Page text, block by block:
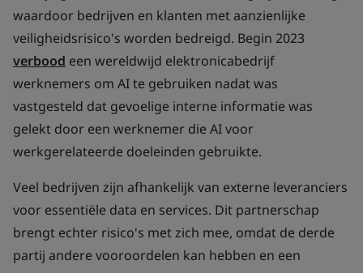
waardoor bedrijven en klanten met aanzienlijke
veiligheidsrisico's worden bedreigd. Begin 2023
verbood een wereldwijd elektronicabedrijf
werknemers om AI te gebruiken nadat was
vastgesteld dat gevoelige interne informatie was
gelekt door een werknemer die AI voor
werkgerelateerde doeleinden gebruikte.
Veel bedrijven zijn afhankelijk van externe leveranciers
voor essentiële data en services. Dit partnerschap
brengt echter risico's met zich mee, omdat de derde
partij andere vooroordelen kan hebben en een